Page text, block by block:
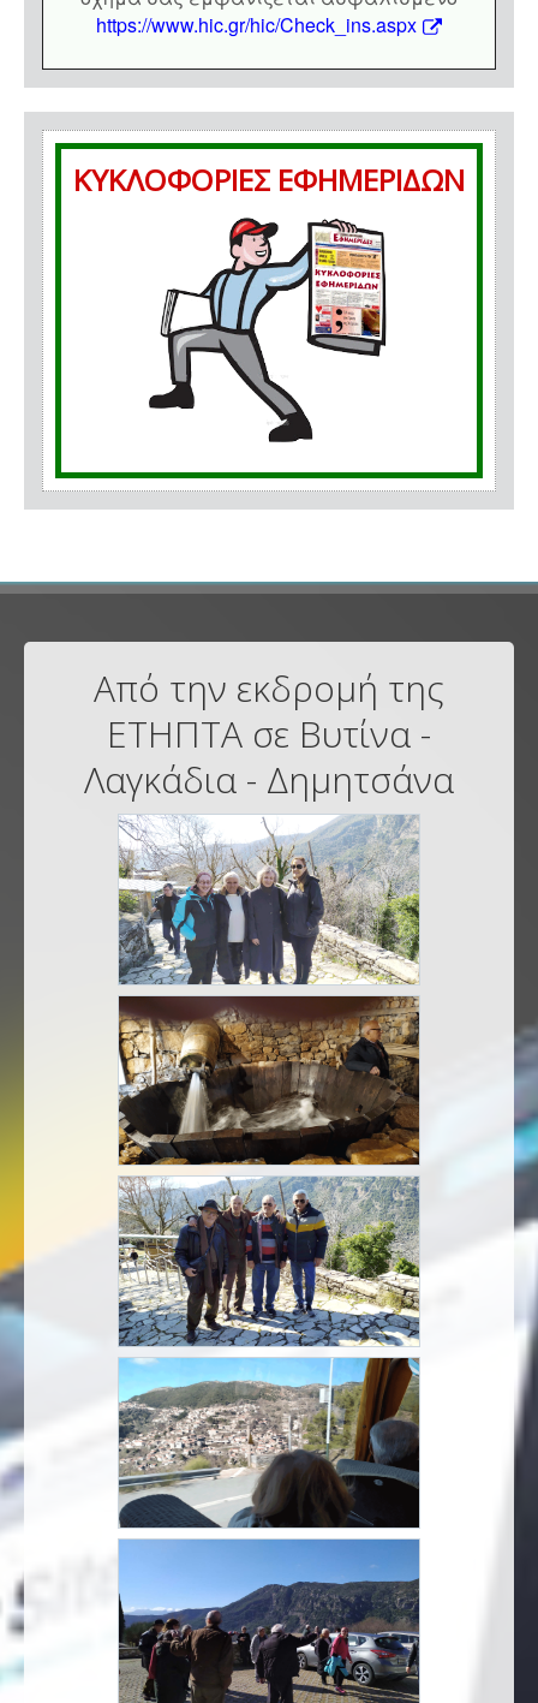
https://www.hic.gr/hic/Check_ins.aspx
ΚΥΚΛΟΦΟΡΙΕΣ ΕΦΗΜΕΡΙΔΩΝ
Από την εκδρομή της
ΕΤΗΠΤΑ σε Βυτίνα -
Λαγκάδια - Δημητσάνα